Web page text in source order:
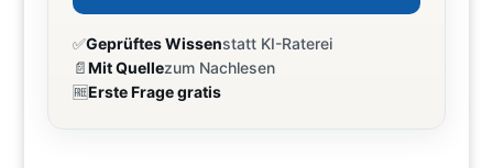
✅Geprüftes Wissenstatt KI-Raterei
📄Mit Quellezum Nachlesen
🆓Erste Frage gratis